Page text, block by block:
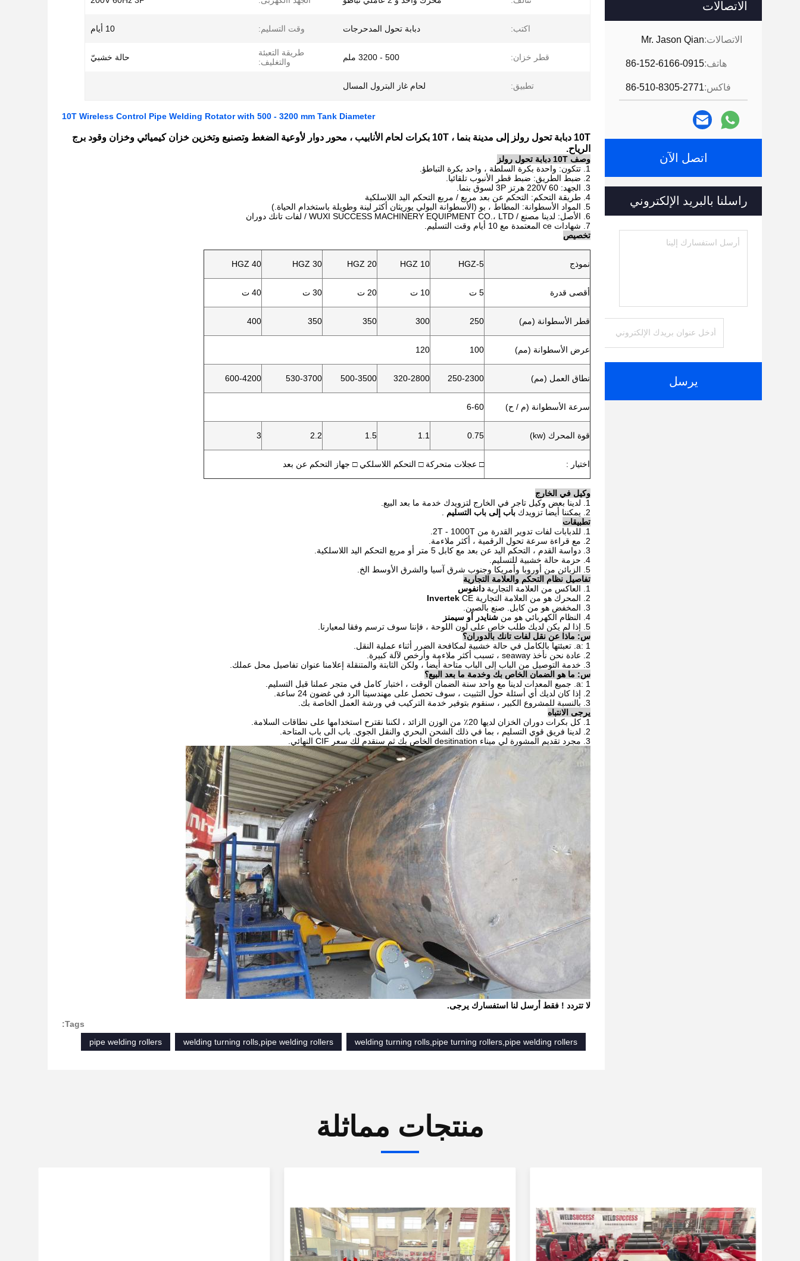
الاتصالات
الاتصالات:Mr. Jason Qian
هاتف:86-152-6166-0915
فاكس:86-510-8305-2771
اتصل الآن
راسلنا بالبريد الإلكتروني
يرسل
اكتب: دبابة تحول المدحرجات وقت التسليم: 10 أيام
قطر خزان: 500 - 3200 ملم
طريقة التعبئة
والتغليف:
حالة خشبيّ
تطبيق: لحام غاز البترول المسال
10T Wireless Control Pipe Welding Rotator with 500 - 3200 mm Tank Diameter
10T دبابة تحول رولز إلى مدينة بنما ، 10T بكرات لحام الأنابيب ، محور دوار لأوعية الضغط وتصنيع وتخزين خزان كيميائي وخزان وقود برج
الرياح.
وصف 10T دبابة تحول رولز
1. تتكون: واحدة بكرة السلطة ، واحد بكرة التباطؤ.
2. ضبط الطريق: ضبط قطر الأنبوب تلقائيا.
3. الجهد: 220V 60 هرتز 3P لسوق بنما.
4. طريقة التحكم: التحكم عن بعد مربع / مربع التحكم اليد اللاسلكية
5. المواد الأسطوانة: المطاط ، بو (الأسطوانة البولي يوريثان أكثر لينة وطويلة باستخدام الحياة.)
6. الأصل: لدينا مصنع / WUXI SUCCESS MACHINERY EQUIPMENT CO.، LTD / لفات تانك دوران
7. شهادات ce المعتمدة مع 10 أيام وقت التسليم.
تخصيص
نموذج HGZ-5
HGZ 10
HGZ 20
HGZ 30
HGZ 40
أقصى قدرة 5 ت 10 ت 20 ت 30 ت 40 ت
قطر الأسطوانة (مم) 250
300
350
350
400
عرض الأسطوانة (مم) 100
120
نطاق العمل (مم) 250-2300
320-2800
500-3500
530-3700
600-4200
سرعة الأسطوانة (م / ح) 6-60
قوة المحرك (kw) 0.75
1.1
1.5
2.2
3
اختيار : □ عجلات متحركة □ التحكم اللاسلكي □ جهاز التحكم عن بعد
وكيل في الخارج
1. لدينا بعض وكيل تاجر في الخارج لتزويدك خدمة ما بعد البيع.
2. يمكننا أيضا تزويدك
باب إلى باب التسليم
تطبيقات
1. للدبابات لفات تدوير القدرة من 2T - 1000T.
2. مع قراءة سرعة تحول الرقمية ، أكثر ملاءمة.
3. دواسة القدم ، التحكم اليد عن بعد مع كابل 5 متر أو مربع التحكم اليد اللاسلكية.
4. حزمة حالة خشبية للتسليم.
5. الزبائن من أوروبا وأمريكا وجنوب شرق آسيا والشرق الأوسط الخ.
تفاصيل نظام التحكم والعلامة التجارية
1. العاكس من العلامة التجارية
دانفوس
2. المحرك هو من العلامة التجارية
Invertek CE
3. المخفض هو من كابل. صنع بالصين.
4. النظام الكهربائي هو من
شنايدر أو سيمنز
5. إذا لم يكن لديك طلب خاص على لون اللوحة ، فإننا سوف ترسم وفقا لمعيارنا.
س: ماذا عن نقل لفات تانك بالدوران؟
a: 1. تعبئتها بالكامل في حالة خشبية لمكافحة الضرر أثناء عملية النقل.
2. عادة نحن نأخذ seaway ، تسبب أكثر ملاءمة وأرخص لآلة كبيرة.
3. خدمة التوصيل من الباب إلى الباب متاحة أيضا ، ولكن الثابتة والمتنقلة إعلامنا عنوان تفاصيل محل عملك.
س: ما هو الضمان الخاص بك وخدمة ما بعد البيع؟
a: 1. جميع المعدات لدينا مع واحد سنة الضمان الوقت ، اختبار كامل في متجر عملنا قبل التسليم.
2. إذا كان لديك أي أسئلة حول التثبيت ، سوف تحصل على مهندسينا الرد في غضون 24 ساعة.
3. بالنسبة للمشروع الكبير ، سنقوم بتوفير خدمة التركيب في ورشة العمل الخاصة بك.
يرجى الانتباه
1. كل بكرات دوران الخزان لديها 20٪ من الوزن الزائد ، لكننا نقترح استخدامها على نطاقات السلامة.
2. لدينا فريق قوي التسليم ، بما في ذلك الشحن البحري والنقل الجوي.
باب الى باب المتاحة.
3. مجرد تقديم المشورة لي ميناء desitination الخاص بك ثم سنقدم لك سعر CIF النهائي.
لا تتردد ! فقط أرسل لنا استفسارك يرجى.
Tags:
welding turning rolls,pipe turning rollers,pipe welding rollers
welding turning rolls,pipe welding rollers
pipe welding rollers
منتجات مماثلة